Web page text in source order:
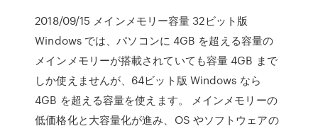
2018/09/15 メインメモリー容量 32ビット版
Windows では、パソコンに 4GB を超える容量の
メインメモリーが搭載されていても容量 4GB まで
しか使えませんが、64ビット版 Windows なら
4GB を超える容量を使えます。 メインメモリーの
低価格化と大容量化が進み、OS やソフトウェアの